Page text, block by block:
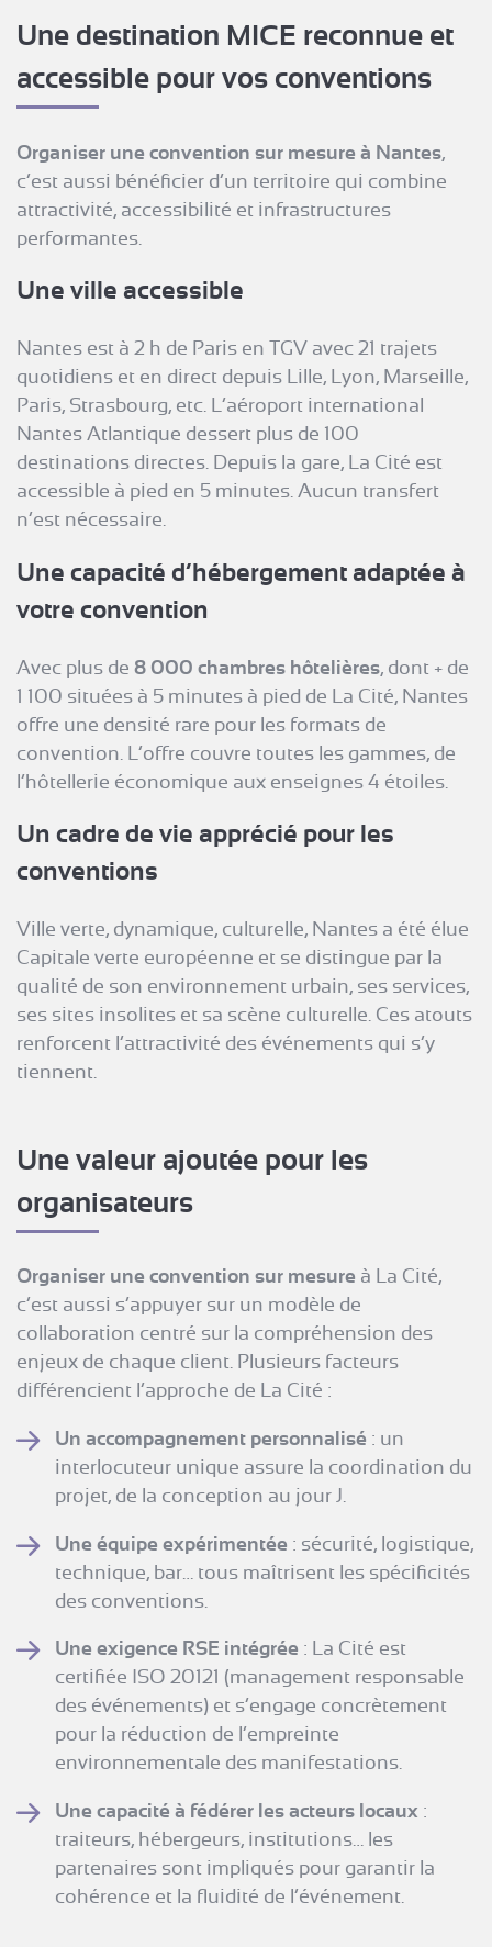
Une destination MICE reconnue et
accessible pour vos conventions
Organiser une convention sur mesure à Nantes,
c’est aussi bénéficier d’un territoire qui combine
attractivité, accessibilité et infrastructures
performantes.
Une ville accessible
Nantes est à 2 h de Paris en TGV avec 21 trajets
quotidiens et en direct depuis Lille, Lyon, Marseille,
Paris, Strasbourg, etc. L’aéroport international
Nantes Atlantique dessert plus de 100
destinations directes. Depuis la gare, La Cité est
accessible à pied en 5 minutes. Aucun transfert
n’est nécessaire.
Une capacité d’hébergement adaptée à
votre convention
Avec plus de 8 000 chambres hôtelières, dont + de
1 100 situées à 5 minutes à pied de La Cité, Nantes
offre une densité rare pour les formats de
convention. L’offre couvre toutes les gammes, de
l’hôtellerie économique aux enseignes 4 étoiles.
Un cadre de vie apprécié pour les
conventions
Ville verte, dynamique, culturelle, Nantes a été élue
Capitale verte européenne et se distingue par la
qualité de son environnement urbain, ses services,
ses sites insolites et sa scène culturelle. Ces atouts
renforcent l’attractivité des événements qui s’y
tiennent.
Une valeur ajoutée pour les
organisateurs
Organiser une convention sur mesure à La Cité,
c’est aussi s’appuyer sur un modèle de
collaboration centré sur la compréhension des
enjeux de chaque client. Plusieurs facteurs
différencient l’approche de La Cité :
Un accompagnement personnalisé : un
interlocuteur unique assure la coordination du
projet, de la conception au jour J.
Une équipe expérimentée : sécurité, logistique,
technique, bar… tous maîtrisent les spécificités
des conventions.
Une exigence RSE intégrée : La Cité est
certifiée ISO 20121 (management responsable
des événements) et s’engage concrètement
pour la réduction de l’empreinte
environnementale des manifestations.
Une capacité à fédérer les acteurs locaux :
traiteurs, hébergeurs, institutions… les
partenaires sont impliqués pour garantir la
cohérence et la fluidité de l’événement.